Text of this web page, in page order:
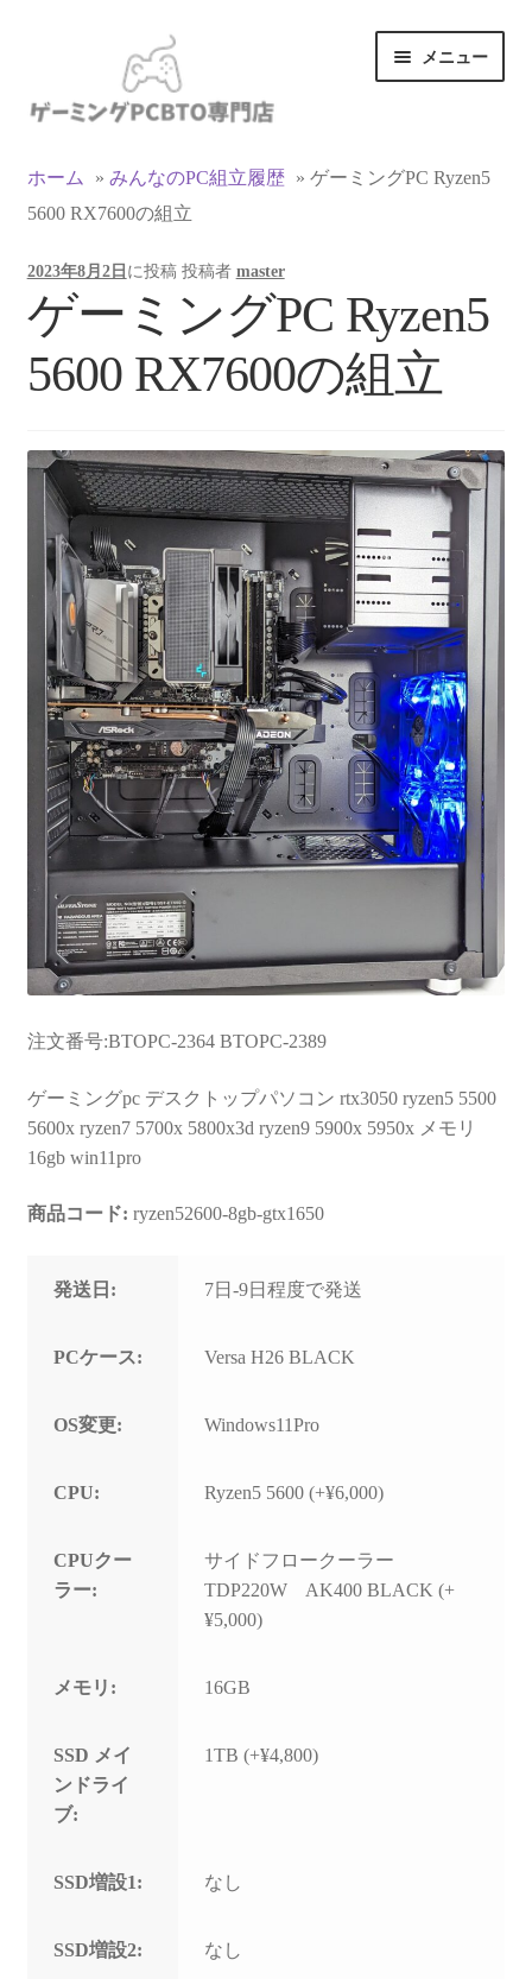
ゲ
ョ
ン
ス
キ
ッ
プ
テ
へ
ス
ッ
プ
メニュー
マイアカウント
支払い
お買い物カゴ
LINEでお問い合わせ
お問い合わせ
フルカスタマイズ相談
みんなのPC組立履歴
ご使用時にあたって
ホーム » みんなのPC組立履歴 » ゲーミングPC Ryzen5
5600 RX7600の組立
2023年8月2日 に投稿 投稿者 master
ゲーミングPC Ryzen5
5600 RX7600の組立
注文番号:BTOPC-2364 BTOPC-2389
ゲーミングpc デスクトップパソコン rtx3050 ryzen5 5500
5600x ryzen7 5700x 5800x3d ryzen9 5900x 5950x メモリ
16gb win11pro
商品コード: ryzen52600-8gb-gtx1650
発送日: 7日-9日程度で発送
PCケース: Versa H26 BLACK
OS変更: Windows11Pro
CPU: Ryzen5 5600 (+¥6,000)
CPUクー
ラー:
サイドフロークーラー
TDP220W AK400 BLACK (+
¥5,000)
メモリ: 16GB
SSD メイ
ンドライ
ブ:
1TB (+¥4,800)
SSD増設1: なし
SSD増設2: なし